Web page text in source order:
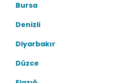
Bursa
Denizli
Diyarbakır
Düzce